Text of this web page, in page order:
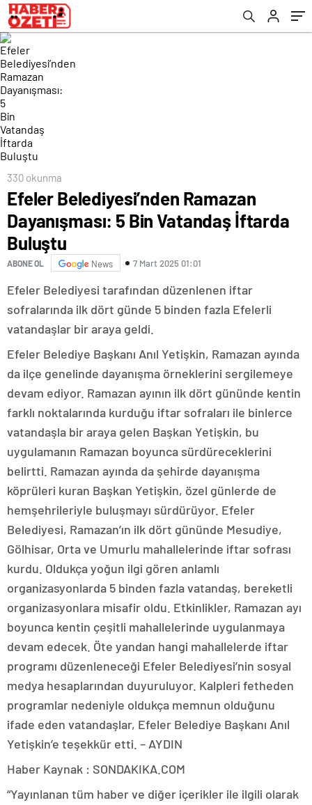
330 okunma
Efeler Belediyesi’nden Ramazan
Dayanışması: 5 Bin Vatandaş İftarda
Buluştu
ABONE OL News 7 Mart 2025 01:01
Efeler Belediyesi tarafından düzenlenen iftar
sofralarında ilk dört günde 5 binden fazla Efelerli
vatandaşlar bir araya geldi.
Efeler Belediye Başkanı Anıl Yetişkin, Ramazan ayında
da ilçe genelinde dayanışma örneklerini sergilemeye
devam ediyor. Ramazan ayının ilk dört gününde kentin
farklı noktalarında kurduğu iftar sofraları ile binlerce
vatandaşla bir araya gelen Başkan Yetişkin, bu
uygulamanın Ramazan boyunca sürdüreceklerini
belirtti. Ramazan ayında da şehirde dayanışma
köprüleri kuran Başkan Yetişkin, özel günlerde de
hemşehrileriyle buluşmayı sürdürüyor. Efeler
Belediyesi, Ramazan’ın ilk dört gününde Mesudiye,
Gölhisar, Orta ve Umurlu mahallelerinde iftar sofrası
kurdu. Oldukça yoğun ilgi gören anlamlı
organizasyonlarda 5 binden fazla vatandaş, bereketli
organizasyonlara misafir oldu. Etkinlikler, Ramazan ayı
boyunca kentin çeşitli mahallelerinde uygulanmaya
devam edecek. Öte yandan hangi mahallelerde iftar
programı düzenleneceği Efeler Belediyesi’nin sosyal
medya hesaplarından duyuruluyor. Kalpleri fetheden
programlar nedeniyle oldukça memnun olduğunu
ifade eden vatandaşlar, Efeler Belediye Başkanı Anıl
Yetişkin’e teşekkür etti. – AYDIN
Haber Kaynak : SONDAKIKA.COM
“Yayınlanan tüm haber ve diğer içerikler ile ilgili olarak